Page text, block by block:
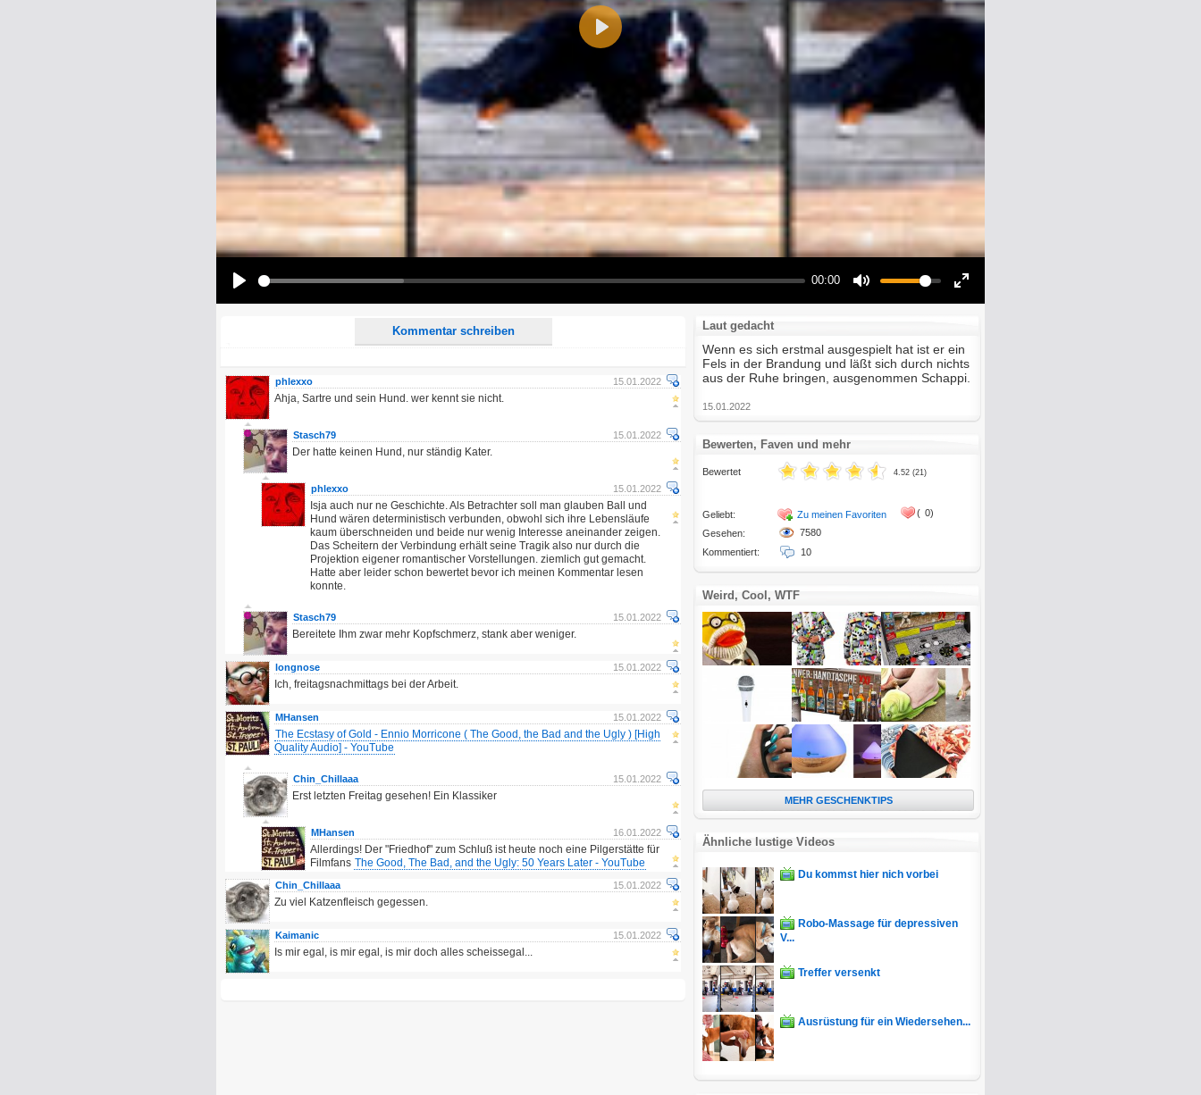
00:00
Play
Kommentar schreiben
E-Mail-Adresse (optional):
Kommentar:
Alle HTML-Tags außer <br>, <strike> und <i> werden aus Deinem Kommentar entfernt.
URLs werden automatisch umgewandelt. Bitte verwende "www." oder "http://" in URLs
Ich möchte eine E-Mail, wenn auf dieser Seite weitere Kommentare erscheinen.
15.01.2022
phlexxo
Ahja, Sartre und sein Hund. wer kennt sie nicht.
15.01.2022
Stasch79
Der hatte keinen Hund, nur ständig Kater.
15.01.2022
phlexxo
Isja auch nur ne Geschichte. Als Betrachter soll man glauben Ball und
Hund wären deterministisch verbunden, obwohl sich ihre Lebensläufe
kaum überschneiden und beide nur wenig Interesse aneinander zeigen.
Das Scheitern der Verbindung erhält seine Tragik also nur durch die
Projektion eigener romantischer Vorstellungen. ziemlich gut gemacht.
Hatte aber leider schon bewertet bevor ich meinen Kommentar lesen
konnte.
15.01.2022
Stasch79
Bereitete Ihm zwar mehr Kopfschmerz, stank aber weniger.
15.01.2022
longnose
Ich, freitagsnachmittags bei der Arbeit.
15.01.2022
MHansen
The Ecstasy of Gold - Ennio Morricone ( The Good, the Bad and the Ugly ) [High
Quality Audio] - YouTube
15.01.2022
Chin_Chillaaa
Erst letzten Freitag gesehen! Ein Klassiker
16.01.2022
MHansen
Allerdings! Der "Friedhof" zum Schluß ist heute noch eine Pilgerstätte für
Filmfans The Good, The Bad, and the Ugly: 50 Years Later - YouTube
15.01.2022
Chin_Chillaaa
Zu viel Katzenfleisch gegessen.
15.01.2022
Kaimanic
Is mir egal, is mir egal, is mir doch alles scheissegal...
Laut gedacht
Wenn es sich erstmal ausgespielt hat ist er ein
Fels in der Brandung und läßt sich durch nichts
aus der Ruhe bringen, ausgenommen Schappi.
15.01.2022
Bewerten, Faven und mehr
Bewertet
Geliebt:
Gesehen:
Kommentiert:
4.52 (21)
Zu meinen Favoriten
7580
10
( 0)
Weird, Cool, WTF
MEHR GESCHENKTIPS
Ähnliche lustige Videos
Du kommst hier nich vorbei
Robo-Massage für depressiven
V...
Treffer versenkt
Ausrüstung für ein Wiedersehen...